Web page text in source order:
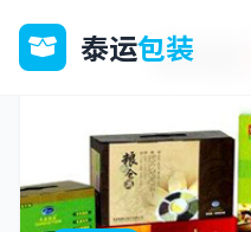
泰运包装